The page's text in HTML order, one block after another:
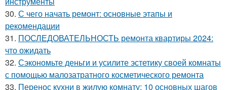
30. С чего начать ремонт: основные этапы и
рекомендации
31. ПОСЛЕДОВАТЕЛЬНОСТЬ ремонта квартиры 2024:
что ожидать
32. Сэкономьте деньги и усилите эстетику своей комнаты
с помощью малозатратного косметического ремонта
33. Перенос кухни в жилую комнату: 10 основных шагов